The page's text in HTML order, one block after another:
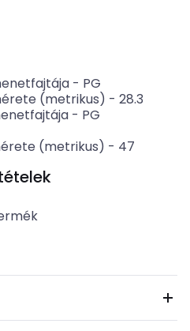
- PG
(metrikus) - 28.3
- PG
(metrikus) - 47